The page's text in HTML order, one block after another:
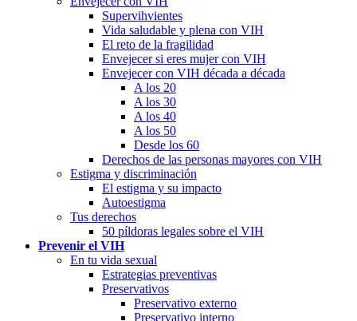
Supervihvientes
Vida saludable y plena con VIH
El reto de la fragilidad
Envejecer si eres mujer con VIH
Envejecer con VIH década a década
A los 20
A los 30
A los 40
A los 50
Desde los 60
Derechos de las personas mayores con VIH
Estigma y discriminación
El estigma y su impacto
Autoestigma
Tus derechos
50 píldoras legales sobre el VIH
Prevenir el VIH
En tu vida sexual
Estrategias preventivas
Preservativos
Preservativo externo
Preservativo interno